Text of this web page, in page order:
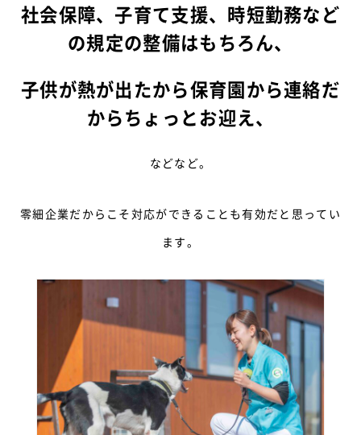
社会保障、子育て支援、時短勤務など
の規定の整備はもちろん、
子供が熱が出たから保育園から連絡だ
からちょっとお迎え、
などなど。
零細企業だからこそ対応ができることも有効だと思ってい
ます。